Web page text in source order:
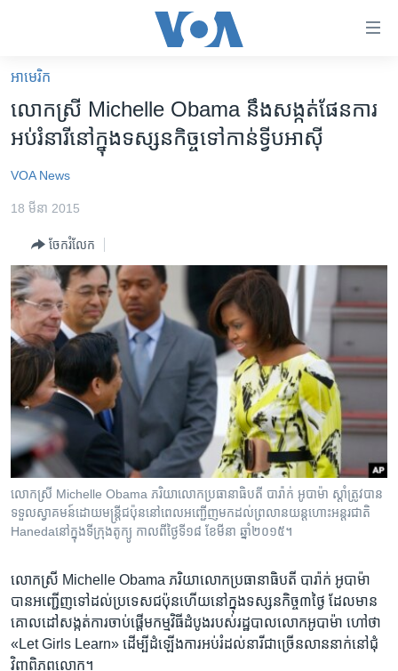
គេហទំព័រ​
ទាក់ទង
និង​
ទំព័រ​
ម្តង
រំលង​
និង​
ចូល​
ទៅ​
ទំព័រ​
រចនា
សម្ព័ន្ធ​
រំលង​
និង​
ទៅ​
កាន់​
អន្តរជាតិ
កម្ពុជាច្នៃប្រតិដ្ឋ
ព្រឹត្តិការណ៍ព័ត៌មាន
ទូរទស្សន៍ / វីដេអូ​
វិទ្យុ / ផតខាសថ៍
កម្មវិធីទាំងអស់
Khmer English
បណ្តាញ​សង្គម
អាមេរិក​
លោក​ស្រី​ Michelle​ Obama​ នឹង​សង្កត់​ផែនការ​
អប់រំ​នារី​នៅ​ក្នុង​ទស្សនកិច្ច​ទៅ​កាន់​ទ្វីប​អាស៊ី
VOA News
18 មីនា 2015
ចែករំលែក
លោក​ស្រី​ Michelle​ Obama ភរិយា​លោក​ប្រធានាធិបតី​ បារ៉ាក់​ អូបាម៉ា ស្តាំ​ត្រូវ​បាន​
ទទួល​ស្វាគមន៍​ដោយ​មន្រ្តី​ជប៉ុន​នៅ​ពេល​អញ្ជើញ​មក​ដល់​ព្រលាន​យន្តហោះ​អន្តរជាតិ​
Hanedaនៅ​ក្នុង​ទីក្រុង​តូក្យូ​ កាល​ពី​ថ្ងៃ​ទី​១៨​ ខែ​មីនា​ ឆ្នាំ​២០១៥។
លោក​ស្រី​ Michelle​ Obama ភរិយា​លោក​ប្រធានាធិបតី​ បារ៉ាក់​ អូបាម៉ា​
បាន​អញ្ជើញ​ទៅ​ដល់​ប្រទេស​ជប៉ុន​ហើយ​នៅ​ក្នុង​ទស្សនកិច្ច​៣​ថ្ងៃ​ ដែល​មាន​
គោល​ដៅ​សង្កត់​ការ​ចាប់​ផ្តើម​កម្មវិធី​ដំបូង​របស់​រដ្ឋបាល​លោក​អូបាម៉ា​ ហៅ​ថា​
«Let​ Girls​ Learn‍»​ ដើម្បី​ដំឡើង​ការ​អប់រំ​ដល់​នារី​ជា​ច្រើន​លាន​នាក់​នៅ​ជុំ
វិញ​ពិភពលោក។​